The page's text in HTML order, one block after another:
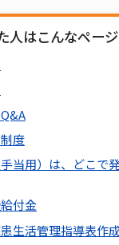
人はこんなペー
度
当用）は、どこで
付金
生活管理指導表作